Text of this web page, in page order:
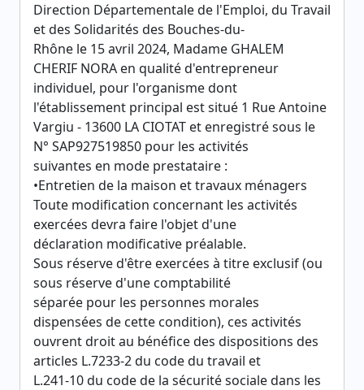
Direction Départementale de l'Emploi, du Travail
et des Solidarités des Bouches-du-
Rhône le 15 avril 2024, Madame GHALEM
CHERIF NORA en qualité d'entrepreneur
individuel, pour l'organisme dont
l'établissement principal est situé 1 Rue Antoine
Vargiu - 13600 LA CIOTAT et enregistré sous le
N° SAP927519850 pour les activités
suivantes en mode prestataire :
•Entretien de la maison et travaux ménagers
Toute modification concernant les activités
exercées devra faire l'objet d'une
déclaration modificative préalable.
Sous réserve d'être exercées à titre exclusif (ou
sous réserve d'une comptabilité
séparée pour les personnes morales
dispensées de cette condition), ces activités
ouvrent droit au bénéfice des dispositions des
articles L.7233-2 du code du travail et
L.241-10 du code de la sécurité sociale dans les